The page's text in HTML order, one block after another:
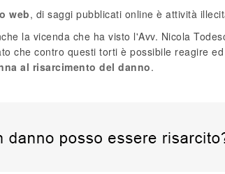
web, di saggi pubblicati online è attività
la vicenda che ha visto l'Avv. Nicola
che contro questi torti è possibile reagire
al risarcimento del danno.